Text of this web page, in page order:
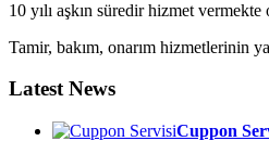
10 yılı aşkın süredir hizmet
Tamir, bakım, onarım hizmetlerinin
Latest News
Cuppon